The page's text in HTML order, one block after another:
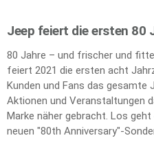
Jeep feiert die ersten 80
80 Jahre – und frischer und
feiert 2021 die ersten acht
Kunden und Fans das gesamte
Aktionen und Veranstaltungen
Marke näher gebracht. Los
neuen "80th Anniversary"-